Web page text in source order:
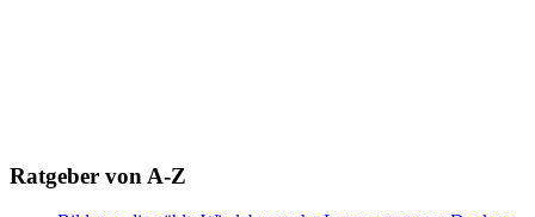
Ratgeber von A-Z